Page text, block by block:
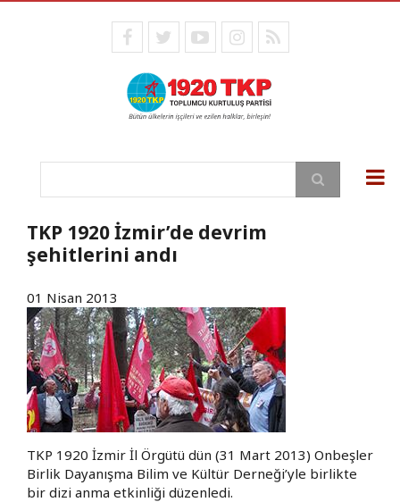
facebooktwitteryoutubeinstagram
RSS
Ara
TKP 1920 İzmir’de devrim
şehitlerini andı
01 Nisan 2013
TKP 1920 İzmir İl Örgütü dün (31 Mart 2013) Onbeşler
Birlik Dayanışma Bilim ve Kültür Derneği’yle birlikte
bir dizi anma etkinliği düzenledi.